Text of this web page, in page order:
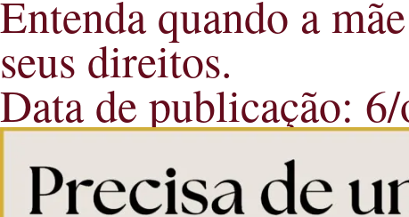
Entenda quando a
seus direitos.
Data de publicação: